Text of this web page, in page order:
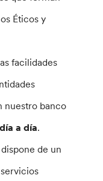
Éticos y
facilidades
nuestro banco
a día.
de un